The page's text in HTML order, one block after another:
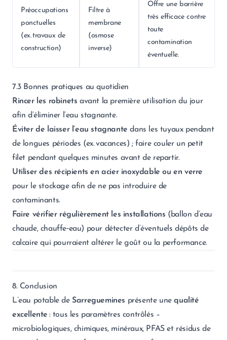
Préoccupations
ponctuelles
(ex. travaux de
construction)
Filtre à
membrane
(osmose
inverse)
Offre une barrière
très efficace contre
toute
contamination
éventuelle.
7.3 Bonnes pratiques au quotidien
Rincer les robinets avant la première utilisation du jour
afin d’éliminer l’eau stagnante.
Éviter de laisser l’eau stagnante dans les tuyaux pendant
de longues périodes (ex. vacances) ; faire couler un petit
filet pendant quelques minutes avant de repartir.
Utiliser des récipients en acier inoxydable ou en verre
pour le stockage afin de ne pas introduire de
contaminants.
Faire vérifier régulièrement les installations (ballon d’eau
chaude, chauffe‑eau) pour détecter d’éventuels dépôts de
calcaire qui pourraient altérer le goût ou la performance.
8. Conclusion
L’eau potable deSarreguemines présente unequalité
excellente : tous les paramètres contrôlés –
microbiologiques, chimiques, minéraux, PFAS et résidus de